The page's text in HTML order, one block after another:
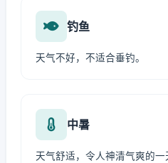
钓鱼
天气不好，不适合垂钓。
中暑
天气舒适，令人神清气爽的